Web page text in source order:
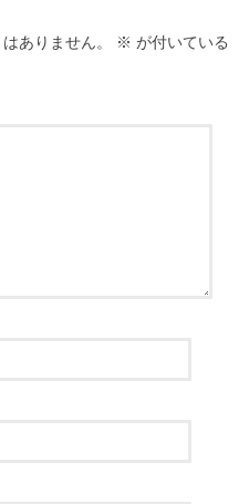
ありません。 ※ が付いている